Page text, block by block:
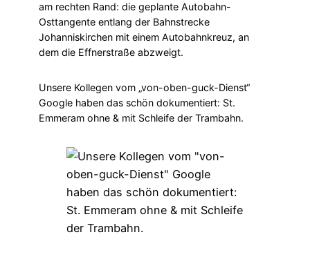
am rechten Rand: die geplante Autobahn-
Osttangente entlang der Bahnstrecke
Johanniskirchen mit einem Autobahnkreuz, an
dem die Effnerstraße abzweigt.
Unsere Kollegen vom „von-oben-guck-Dienst“
Google haben das schön dokumentiert: St.
Emmeram ohne & mit Schleife der Trambahn.